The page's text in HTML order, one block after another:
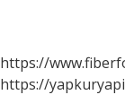
https://
https://